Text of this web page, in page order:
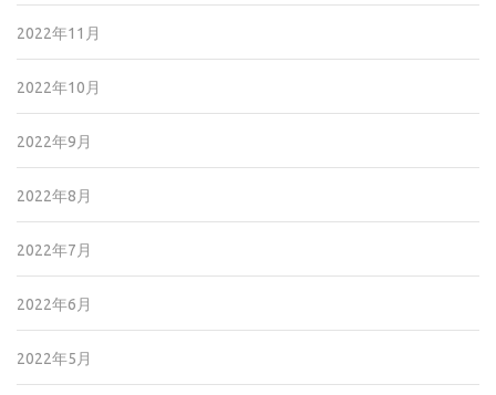
2022年11月
2022年10月
2022年9月
2022年8月
2022年7月
2022年6月
2022年5月